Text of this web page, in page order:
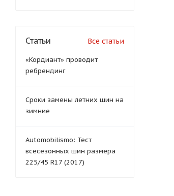
Статьи Все статьи
«Кордиант» проводит
ребрендинг
Сроки замены летних шин на
зимние
Automobilismo: Тест
всесезонных шин размера
225/45 R17 (2017)